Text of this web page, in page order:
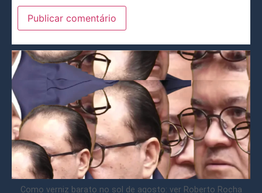
Como verniz barato no sol de agosto: ver Roberto Rocha